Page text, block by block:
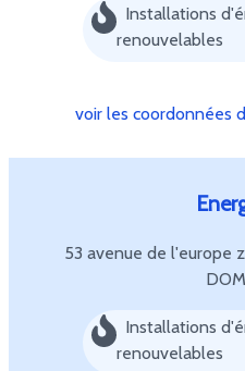
Installations
renouvelables
voir les coordonnées
53 avenue de l'europe
Installations
renouvelables